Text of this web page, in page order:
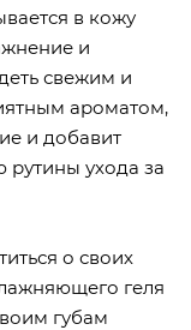
в кожу
и
свежим и
ароматом,
и добавит
ухода за
о своих
геля
губам